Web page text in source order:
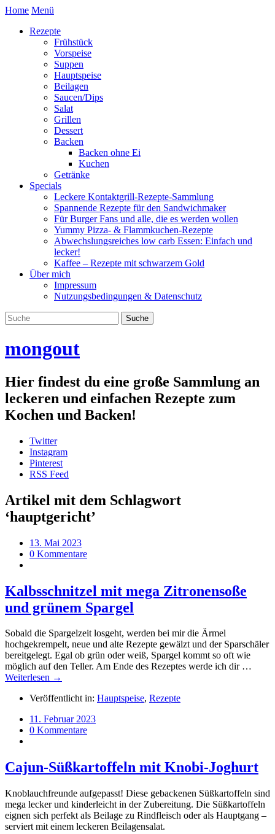
Home Menü
Rezepte
Frühstück
Vorspeise
Suppen
Hauptspeise
Beilagen
Saucen/Dips
Salat
Grillen
Dessert
Backen
Backen ohne Ei
Kuchen
Getränke
Specials
Leckere Kontaktgrill-Rezepte-Sammlung
Spannende Rezepte für den Sandwichmaker
Für Burger Fans und alle, die es werden wollen
Yummy Pizza- & Flammkuchen-Rezepte
Abwechslungsreiches low carb Essen: Einfach und
lecker!
Kaffee – Rezepte mit schwarzem Gold
Über mich
Impressum
Nutzungsbedingungen & Datenschutz
mongout
Hier findest du eine große Sammlung an
leckeren und einfachen Rezepte zum
Kochen und Backen!
Twitter
Instagram
Pinterest
RSS Feed
Artikel mit dem Schlagwort
‘hauptgericht’
13. Mai 2023
0 Kommentare
Kalbsschnitzel mit mega Zitronensoße
und grünem Spargel
Sobald die Spargelzeit losgeht, werden bei mir die Ärmel
hochgekrempelt, neue und alte Rezepte gewälzt und der Sparschäler
bereitgelegt. Egal ob grün oder weiß, Spargel kommt so oft wie
möglich auf den Teller. Am Ende des Rezeptes werde ich dir …
Weiterlesen →
Veröffentlicht in: Hauptspeise, Rezepte
11. Februar 2023
0 Kommentare
Cajun-Süßkartoffeln mit Knobi-Joghurt
Knoblauchfreunde aufgepasst! Diese gebackenen Süßkartoffeln sind
mega lecker und kinderleicht in der Zubereitung. Die Süßkartoffeln
eignen sich perfekt als Beilage zu Rindfleisch oder als Hauptgang –
serviert mit einem leckeren Beilagensalat.